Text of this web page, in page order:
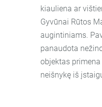
kiauliena ar
Gyvūnai Rūtos
augintiniams.
panaudota
objektas
neišnykę iš